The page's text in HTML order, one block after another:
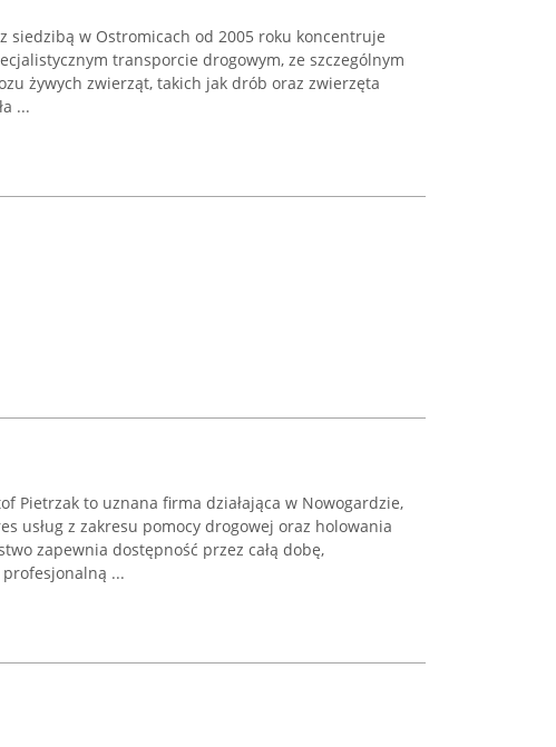
siedzibą w Ostromicach od 2005 roku koncentruje
transporcie drogowym, ze szczególnym
żywych zwierząt, takich jak drób oraz zwierzęta
...
Pietrzak to uznana firma działająca w Nowogardzie,
usług z zakresu pomocy drogowej oraz holowania
zapewnia dostępność przez całą dobę,
...